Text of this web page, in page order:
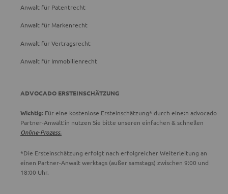
Anwalt für Patentrecht
Anwalt für Markenrecht
Anwalt für Vertragsrecht
Anwalt für Immobilienrecht
ADVOCADO ERSTEINSCHÄTZUNG
Wichtig: Für eine kostenlose Ersteinschätzung* durch eine:n advocado
Partner-Anwält:in nutzen Sie bitte unseren einfachen & schnellen
Online-Prozess.
*Die Ersteinschätzung erfolgt nach erfolgreicher Weiterleitung an
einen Partner-Anwalt werktags (außer samstags) zwischen 9:00 und
18:00 Uhr.